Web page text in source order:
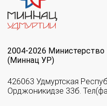
2004-2026 Министерство
(Миннац УР)
426063 Удмуртская
Орджоникидзе 33б.